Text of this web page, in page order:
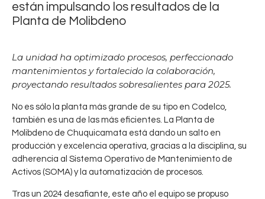
están impulsando los resultados de la
Planta de Molibdeno
La unidad ha optimizado procesos, perfeccionado
mantenimientos y fortalecido la colaboración,
proyectando resultados sobresalientes para 2025.
No es sólo la planta más grande de su tipo en Codelco,
también es una de las más eficientes. La Planta de
Molibdeno de Chuquicamata está dando un salto en
producción y excelencia operativa, gracias a la disciplina, su
adherencia al Sistema Operativo de Mantenimiento de
Activos (SOMA) y la automatización de procesos.
Tras un 2024 desafiante, este año el equipo se propuso